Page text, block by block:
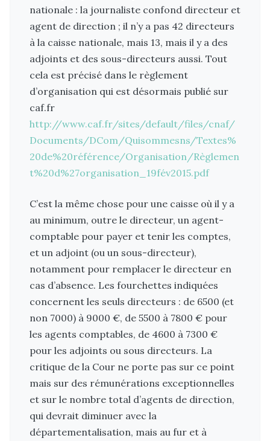
nationale : la journaliste confond directeur et
agent de direction ; il n’y a pas 42 directeurs
à la caisse nationale, mais 13, mais il y a des
adjoints et des sous-directeurs aussi. Tout
cela est précisé dans le règlement
d’organisation qui est désormais publié sur
caf.fr
http://www.caf.fr/sites/default/files/cnaf/
Documents/DCom/Quisommesns/Textes%
20de%20référence/Organisation/Règlemen
t%20d%27organisation_19fév2015.pdf
C’est la même chose pour une caisse où il y a
au minimum, outre le directeur, un agent-
comptable pour payer et tenir les comptes,
et un adjoint (ou un sous-directeur),
notamment pour remplacer le directeur en
cas d’absence. Les fourchettes indiquées
concernent les seuls directeurs : de 6500 (et
non 7000) à 9000 €, de 5500 à 7800 € pour
les agents comptables, de 4600 à 7300 €
pour les adjoints ou sous directeurs. La
critique de la Cour ne porte pas sur ce point
mais sur des rémunérations exceptionnelles
et sur le nombre total d’agents de direction,
qui devrait diminuer avec la
départementalisation, mais au fur et à